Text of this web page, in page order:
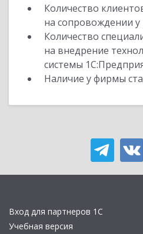
Количество
на сопровождении
Количество
на внедрение
системы
Наличие у фирмы
Вход для партнеров 1С
Учебная версия